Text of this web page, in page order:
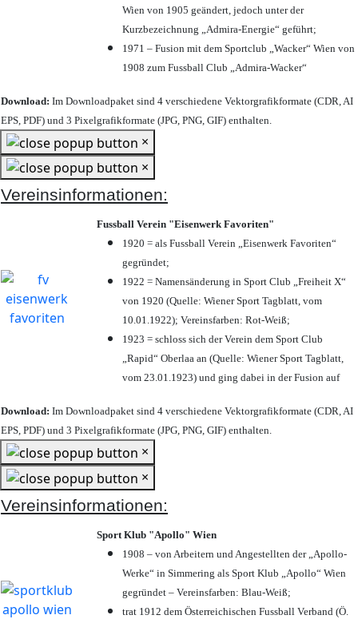
Wien von 1905 geändert, jedoch unter der
Kurzbezeichnung „Admira-Energie“ geführt;
1971 – Fusion mit dem Sportclub „Wacker“ Wien von
1908 zum Fussball Club „Admira-Wacker“
Download: Im Downloadpaket sind 4 verschiedene Vektorgrafikformate (CDR, AI
EPS, PDF) und 3 Pixelgrafikformate (JPG, PNG, GIF) enthalten.
×
×
Vereinsinformationen:
Fussball Verein "Eisenwerk Favoriten"
1920 = als Fussball Verein „Eisenwerk Favoriten“
gegründet;
1922 = Namensänderung in Sport Club „Freiheit X“
von 1920 (Quelle: Wiener Sport Tagblatt, vom
10.01.1922); Vereinsfarben: Rot-Weiß;
1923 = schloss sich der Verein dem Sport Club
„Rapid“ Oberlaa an (Quelle: Wiener Sport Tagblatt,
vom 23.01.1923) und ging dabei in der Fusion auf
Download: Im Downloadpaket sind 4 verschiedene Vektorgrafikformate (CDR, AI
EPS, PDF) und 3 Pixelgrafikformate (JPG, PNG, GIF) enthalten.
×
×
Vereinsinformationen:
Sport Klub "Apollo" Wien
1908 – von Arbeitern und Angestellten der „Apollo-
Werke“ in Simmering als Sport Klub „Apollo“ Wien
gegründet – Vereinsfarben: Blau-Weiß;
trat 1912 dem Österreichischen Fussball Verband (Ö.